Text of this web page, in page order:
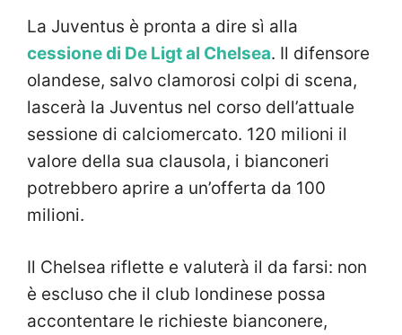
La Juventus è pronta a dire sì alla
cessione di De Ligt al Chelsea. Il difensore
olandese, salvo clamorosi colpi di scena,
lascerà la Juventus nel corso dell’attuale
sessione di calciomercato. 120 milioni il
valore della sua clausola, i bianconeri
potrebbero aprire a un’offerta da 100
milioni.
Il Chelsea riflette e valuterà il da farsi: non
è escluso che il club londinese possa
accontentare le richieste bianconere,